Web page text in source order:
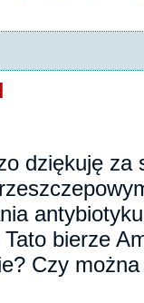
dziękuję
Tato bierze
Czy